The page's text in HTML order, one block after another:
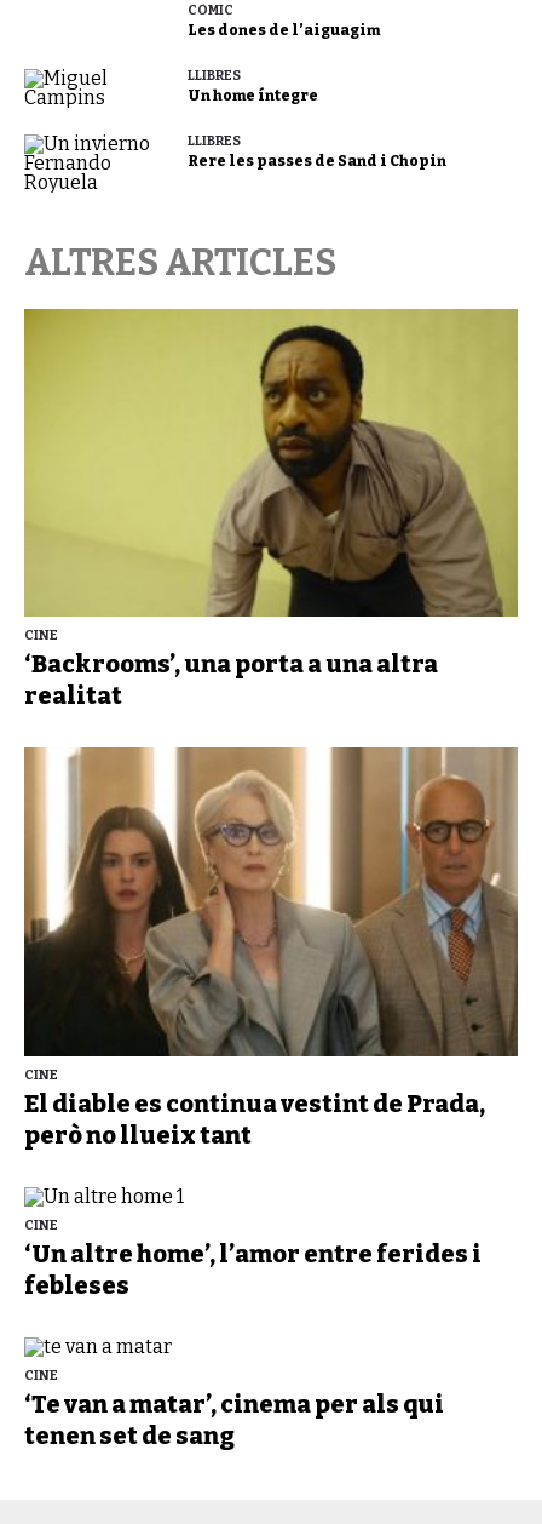
CÒMIC
Les dones de l’aiguagim
LLIBRES
Un home íntegre
LLIBRES
Rere les passes de Sand i Chopin
ALTRES ARTICLES
CINE
‘Backrooms’, una porta a una altra
realitat
CINE
El diable es continua vestint de Prada,
però no llueix tant
CINE
‘Un altre home’, l’amor entre ferides i
febleses
CINE
‘Te van a matar’, cinema per als qui
tenen set de sang